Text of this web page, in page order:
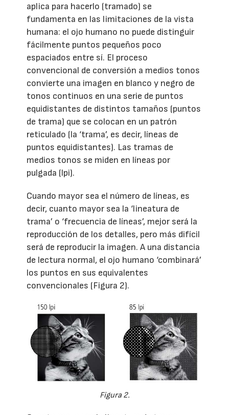
aplica para hacerlo (tramado) se
fundamenta en las limitaciones de la vista
humana: el ojo humano no puede distinguir
fácilmente puntos pequeños poco
espaciados entre sí. El proceso
convencional de conversión a medios tonos
convierte una imagen en blanco y negro de
tonos continuos en una serie de puntos
equidistantes de distintos tamaños (puntos
de trama) que se colocan en un patrón
reticulado (la ‘trama’, es decir, líneas de
puntos equidistantes). Las tramas de
medios tonos se miden en líneas por
pulgada (lpi).
Cuando mayor sea el número de líneas, es
decir, cuanto mayor sea la ‘lineatura de
trama’ o ‘frecuencia de líneas’, mejor será la
reproducción de los detalles, pero más difícil
será de reproducir la imagen. A una distancia
de lectura normal, el ojo humano ‘combinará’
los puntos en sus equivalentes
convencionales (Figura 2).
Figura 2.